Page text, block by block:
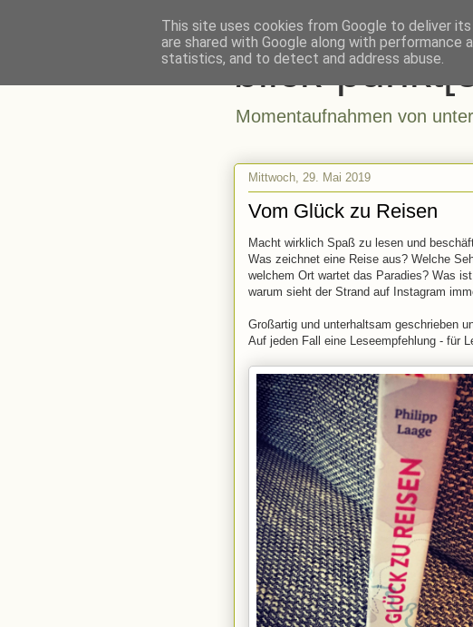
blick-
Momentaufnahmen von
Mittwoch, 29. Mai 2019
Vom Glück zu Reisen
Macht wirklich Spaß zu lesen und
Was zeichnet eine Reise aus? Welche
welchem Ort wartet das Paradies? Was
warum sieht der Strand auf Instagram
Großartig und unterhaltsam geschrieben
Auf jeden Fall eine Leseempfehlung - für
This site uses cookies from Google to deliver
are shared with Google along with
statistics, and to detect and address abuse.